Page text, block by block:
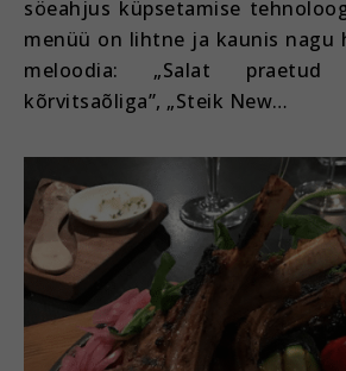
söeahjus küpsetamise
menüü on lihtne ja kaunis nagu
meloodia: „Salat
kõrvitsaõliga”, „Steik New…